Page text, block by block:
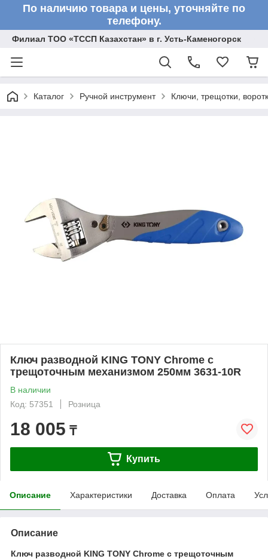
По наличию товара и цены, уточняйте по
телефону.
Филиал ТОО «ТССП Казахстан» в г. Усть-Каменогорск
Каталог Ручной инструмент Ключи, трещотки,
Ключ разводной KING TONY Chrome с
трещоточным механизмом 250мм 3631-10R
В наличии
Код: 57351
Розница
18 005 ₸
Купить
Описание Характеристики Доставка Оплата
Описание
Ключ разводной KING TONY Chrome с трещоточным